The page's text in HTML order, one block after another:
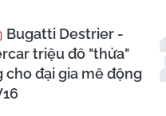
Bugatti Destrier -
triệu đô "thửa"
cho đại gia mê động